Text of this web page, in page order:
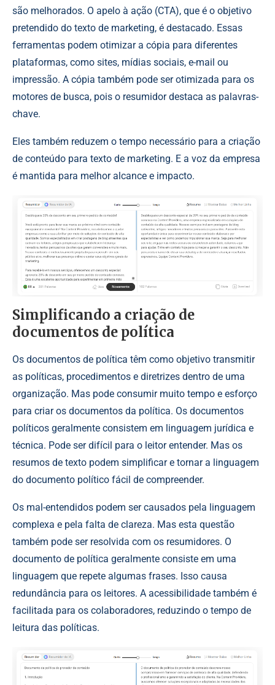
são melhorados. O apelo à ação (CTA), que é o objetivo
pretendido do texto de marketing, é destacado. Essas
ferramentas podem otimizar a cópia para diferentes
plataformas, como sites, mídias sociais, e-mail ou
impressão. A cópia também pode ser otimizada para os
motores de busca, pois o resumidor destaca as palavras-
chave.
Eles também reduzem o tempo necessário para a criação
de conteúdo para texto de marketing. E a voz da empresa
é mantida para melhor alcance e impacto.
Simplificando a criação de
documentos de política
Os documentos de política têm como objetivo transmitir
as políticas, procedimentos e diretrizes dentro de uma
organização. Mas pode consumir muito tempo e esforço
para criar os documentos da política. Os documentos
políticos geralmente consistem em linguagem jurídica e
técnica. Pode ser difícil para o leitor entender. Mas os
resumos de texto podem simplificar e tornar a linguagem
do documento político fácil de compreender.
Os mal-entendidos podem ser causados pela linguagem
complexa e pela falta de clareza. Mas esta questão
também pode ser resolvida com os resumidores. O
documento de política geralmente consiste em uma
linguagem que repete algumas frases. Isso causa
redundância para os leitores. A acessibilidade também é
facilitada para os colaboradores, reduzindo o tempo de
leitura das políticas.